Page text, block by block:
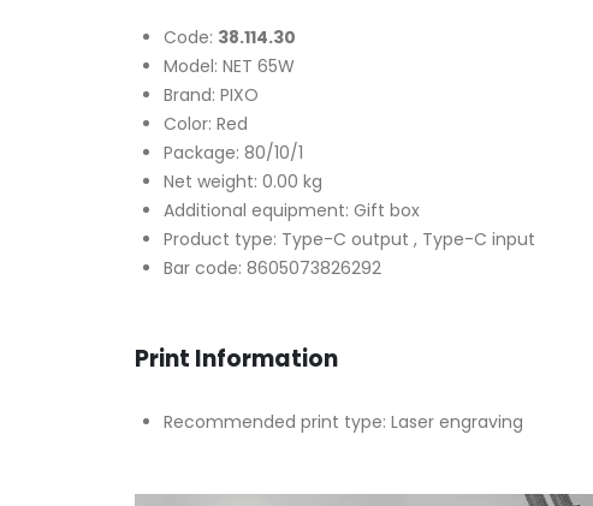
Code: 38.114.30
Model: NET 65W
Brand: PIXO
Color: Red
Package: 80/10/1
Net weight: 0.00 kg
Additional equipment: Gift box
Product type: Type-C output , Type-C input
Bar code: 8605073826292
Print Information
Recommended print type: Laser engraving